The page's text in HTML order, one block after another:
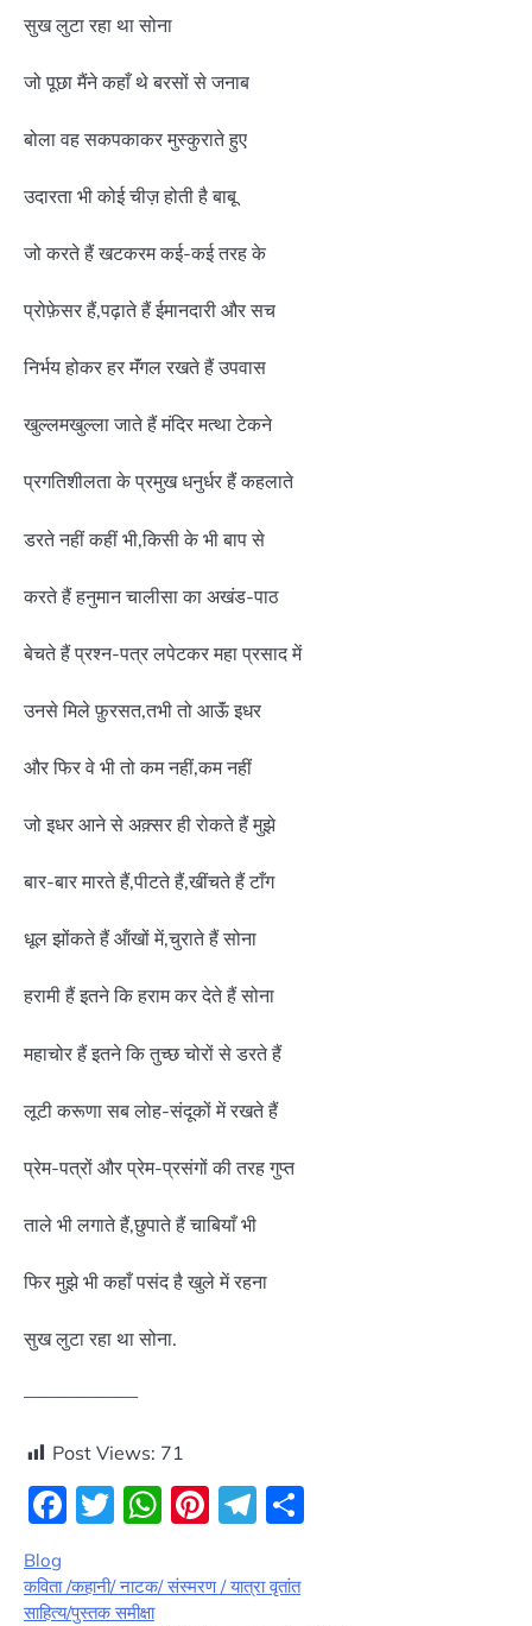
सुख लुटा रहा था सोना
जो पूछा मैंने कहाँ थे बरसों से जनाब
बोला वह सकपकाकर मुस्कुराते हुए
उदारता भी कोई चीज़ होती है बाबू
जो करते हैं खटकरम कई-कई तरह के
प्रोफ़ेसर हैं,पढ़ाते हैं ईमानदारी और सच
निर्भय होकर हर मॅंगल रखते हैं उपवास
खुल्लमखुल्ला जाते हैं मंदिर मत्था टेकने
प्रगतिशीलता के प्रमुख धनुर्धर हैं कहलाते
डरते नहीं कहीं भी,किसी के भी बाप से
करते हैं हनुमान चालीसा का अखंड-पाठ
बेचते हैं प्रश्न-पत्र लपेटकर महा प्रसाद में
उनसे मिले फ़ुरसत,तभी तो आऊॅं इधर
और फिर वे भी तो कम नहीं,कम नहीं
जो इधर आने से अक़्सर ही रोकते हैं मुझे
बार-बार मारते हैं,पीटते हैं,खींचते हैं टाँग
धूल झोंकते हैं ऑंखों में,चुराते हैं सोना
हरामी हैं इतने कि हराम कर देते हैं सोना
महाचोर हैं इतने कि तुच्छ चोरों से डरते हैं
लूटी करूणा सब लोह-संदूकों में रखते हैं
प्रेम-पत्रों और प्रेम-प्रसंगों की तरह गुप्त
ताले भी लगाते हैं,छुपाते हैं चाबियाँ भी
फिर मुझे भी कहाँ पसंद है खुले में रहना
सुख लुटा रहा था सोना.
——————
Post Views: 71
Facebook
Twitter
WhatsApp
Pinterest
Telegram
Blog
कविता /कहानी/ नाटक/ संस्मरण / यात्रा वृतांत
साहित्य/पुस्तक समीक्षा